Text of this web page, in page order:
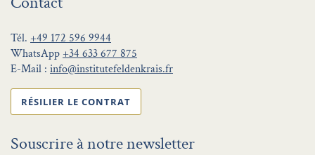
Tél. +49 172 596 9944
WhatsApp +34 633 677 875
E-Mail : info@institutefeldenkrais.fr
RÉSILIER LE CONTRAT
Souscrire à notre newsletter